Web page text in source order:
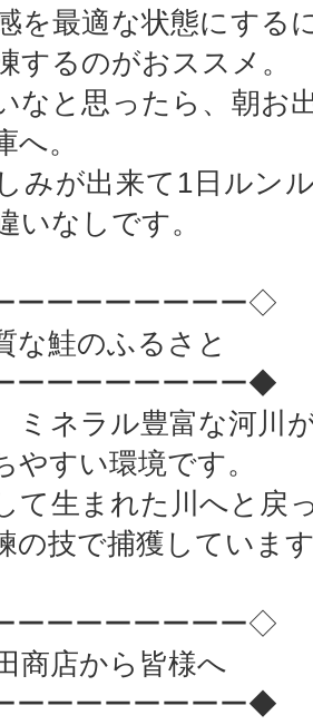
を最適な状態にする
するのがおススメ。
なと思ったら、朝お
。
みが出来て1日ルン
いなしです。
ーーーーーーーー◇
な鮭のふるさと
ーーーーーーーー◆
ミネラル豊富な河川
やすい環境です。
て生まれた川へと戻
の技で捕獲していま
ーーーーーーーー◇
商店から皆様へ
ーーーーーーーー◆